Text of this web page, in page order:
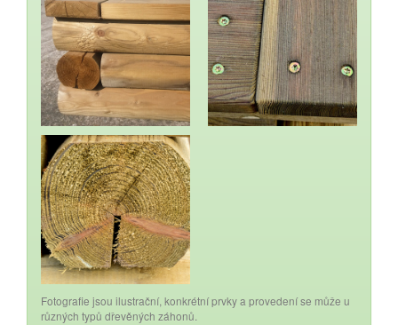
Fotografie jsou ilustrační, konkrétní prvky a provedení se může u
různých typů dřevěných záhonů.